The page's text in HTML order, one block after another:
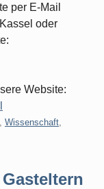
per E-Mail
oder
Website:
Wissenschaft